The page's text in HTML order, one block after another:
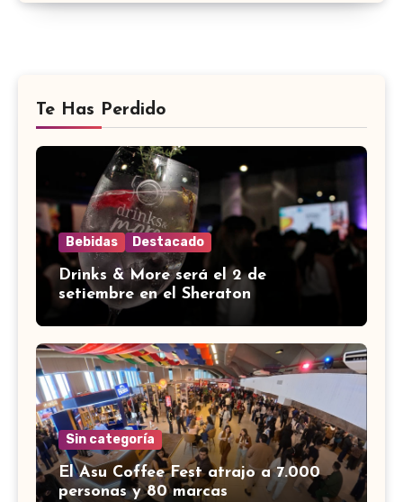
Te Has Perdido
Bebidas Destacado
Drinks & More será el 2 de
setiembre en el Sheraton
Sin categoría
El Asu Coffee Fest atrajo a 7.000
personas y 80 marcas